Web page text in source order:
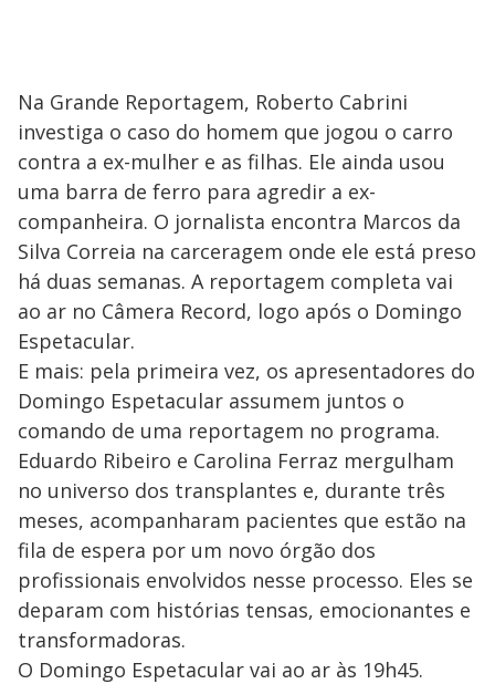
Na Grande Reportagem, Roberto Cabrini
investiga o caso do homem que jogou o carro
contra a ex-mulher e as filhas. Ele ainda usou
uma barra de ferro para agredir a ex-
companheira. O jornalista encontra Marcos da
Silva Correia na carceragem onde ele está preso
há duas semanas. A reportagem completa vai
ao ar no Câmera Record, logo após o Domingo
Espetacular.
E mais: pela primeira vez, os apresentadores do
Domingo Espetacular assumem juntos o
comando de uma reportagem no programa.
Eduardo Ribeiro e Carolina Ferraz mergulham
no universo dos transplantes e, durante três
meses, acompanharam pacientes que estão na
fila de espera por um novo órgão dos
profissionais envolvidos nesse processo. Eles se
deparam com histórias tensas, emocionantes e
transformadoras.
O Domingo Espetacular vai ao ar às 19h45.